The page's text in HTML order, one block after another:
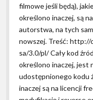
filmowe jeśli będą),
określono inaczej, są
autorstwa, na tych
nowszej. Treść:
sa/3.0/pl/ Cały kod
określono inaczej, jest
udostępnionego kodu
inaczej są na licencji